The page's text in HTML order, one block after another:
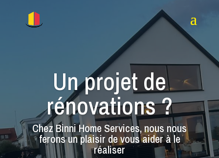
Un projet de
rénovations ?
Chez Binni Home Services, nous nous
ferons un plaisir de vous aider à le
réaliser